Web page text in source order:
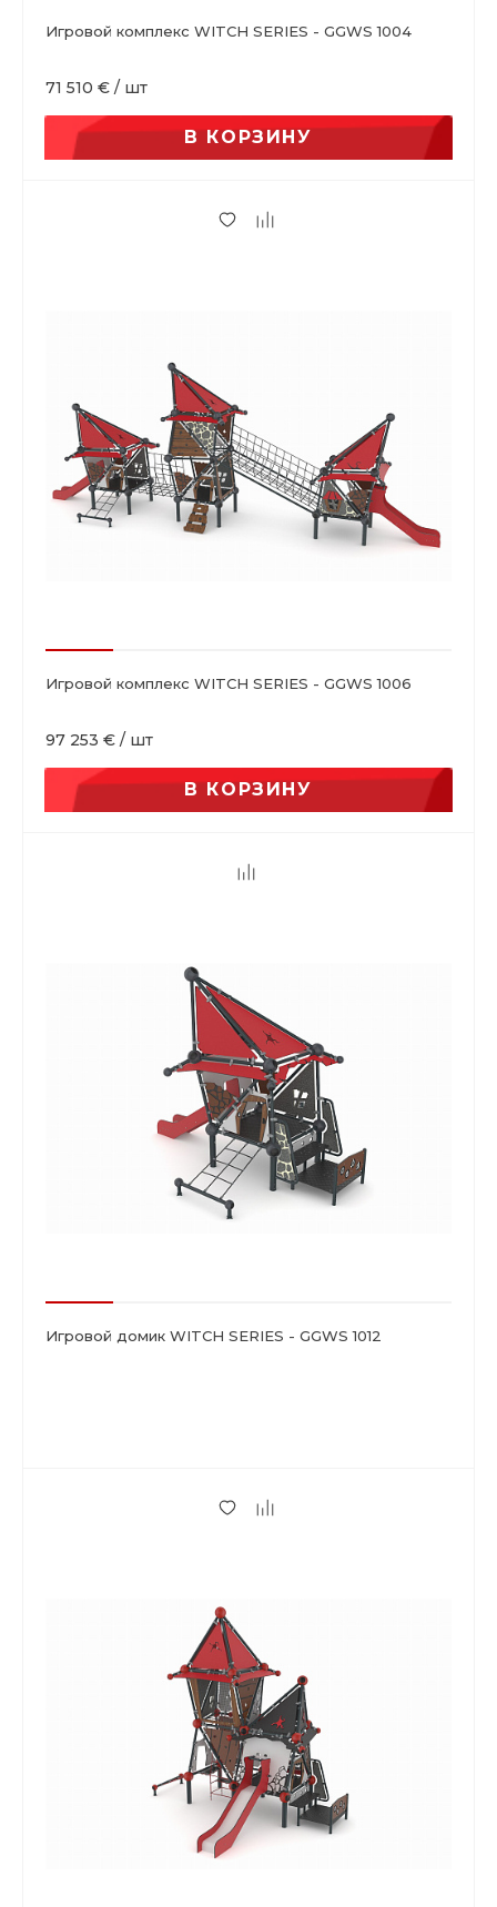
Игровой комплекс WITCH SERIES - GGWS 1004
71 510 € / шт
В КОРЗИНУ
Игровой комплекс WITCH SERIES - GGWS 1006
97 253 € / шт
В КОРЗИНУ
Игровой домик WITCH SERIES - GGWS 1012